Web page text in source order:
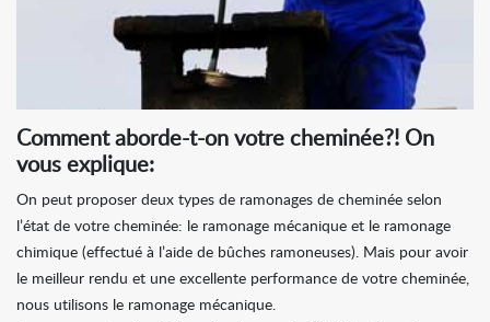
Comment aborde-t-on votre cheminée?! On
vous explique:
On peut proposer deux types de ramonages de cheminée selon
l’état de votre cheminée: le ramonage mécanique et le ramonage
chimique (effectué à l’aide de bûches ramoneuses). Mais pour avoir
le meilleur rendu et une excellente performance de votre cheminée,
nous utilisons le ramonage mécanique.